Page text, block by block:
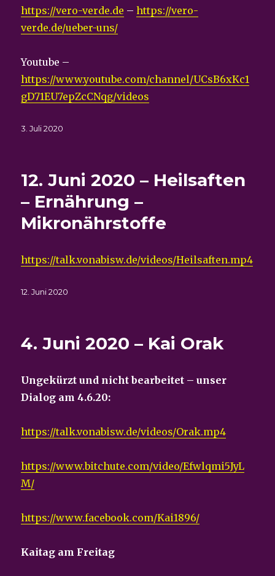
https://vero-verde.de –https://vero-
verde.de/ueber-uns/
Youtube –
https://www.youtube.com/channel/UCsB6xKc1
gD71EU7epZcCNqg/videos
Veröffentlicht
3. Juli 2020
12. Juni 2020 – Heilsaften
– Ernährung –
Mikronährstoffe
https://talk.vonabisw.de/videos/Heilsaften.mp4
Veröffentlicht
12. Juni 2020
4. Juni 2020 – Kai Orak
Ungekürzt und nicht bearbeitet – unser
Dialog am 4.6.20:
https://talk.vonabisw.de/videos/Orak.mp4
https://www.bitchute.com/video/Efwlqmi5JyL
M/
https://www.facebook.com/Kai1896/
Kaitag am Freitag